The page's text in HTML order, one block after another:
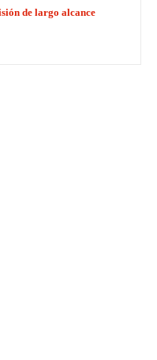
de largo alcance